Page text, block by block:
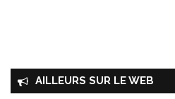
AILLEURS SUR LE WEB